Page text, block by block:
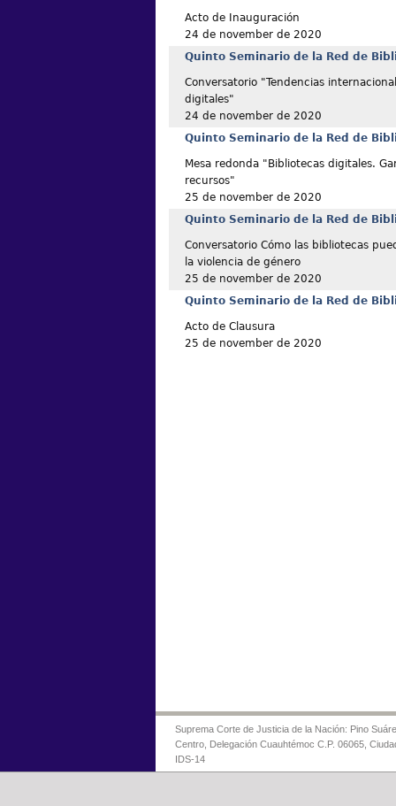
Acto de Inauguración
24 de november de 2020
Quinto Seminario de la Red de
Conversatorio "Tendencias
digitales"
24 de november de 2020
Quinto Seminario de la Red de
Mesa redonda "Bibliotecas digitales.
recursos"
25 de november de 2020
Quinto Seminario de la Red de
Conversatorio Cómo las bibliotecas
la violencia de género
25 de november de 2020
Quinto Seminario de la Red de
Acto de Clausura
25 de november de 2020
Suprema Corte de Justicia de la Nación: Pino
Centro, Delegación Cuauhtémoc C.P. 06065,
IDS-14